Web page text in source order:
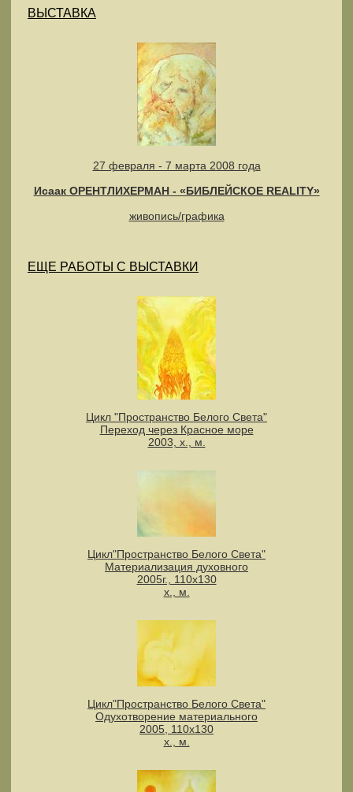
ВЫСТАВКА
27 февраля - 7 марта 2008 года
Исаак ОРЕНТЛИХЕРМАН - «БИБЛЕЙСКОЕ REALITY»
живопись/графика
ЕЩЕ РАБОТЫ С ВЫСТАВКИ
Цикл "Пространство Белого Света"
Переход через Красное море
2003, х., м.
Цикл"Пространство Белого Света"
Материализация духовного
2005г., 110х130
х., м.
Цикл"Пространство Белого Света"
Одухотворение материального
2005, 110х130
х., м.